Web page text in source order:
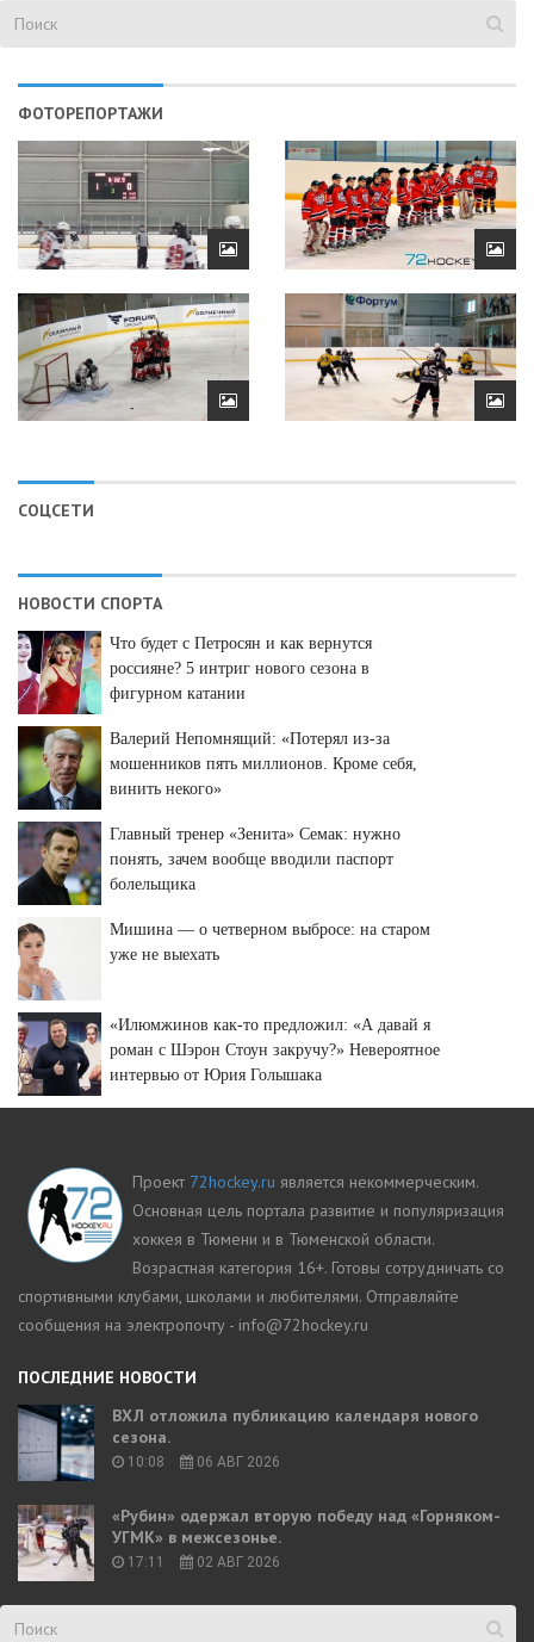
ФОТОРЕПОРТАЖИ
СОЦСЕТИ
НОВОСТИ СПОРТА
Что будет с Петросян и как вернутся
россияне? 5 интриг нового сезона в
фигурном катании
Валерий Непомнящий: «Потерял из-за
мошенников пять миллионов. Кроме себя,
винить некого»
Главный тренер «Зенита» Семак: нужно
понять, зачем вообще вводили паспорт
болельщика
Мишина — о четверном выбросе: на старом
уже не выехать
«Илюмжинов как-то предложил: «А давай я
роман с Шэрон Стоун закручу?» Невероятное
интервью от Юрия Голышака
Проект 72hockey.ru является некоммерческим.
Основная цель портала развитие и популяризация
хоккея в Тюмени и в Тюменской области.
Возрастная категория 16+. Готовы сотрудничать со
спортивными клубами, школами и любителями. Отправляйте
сообщения на электропочту - info@72hockey.ru
ПОСЛЕДНИЕ НОВОСТИ
ВХЛ отложила публикацию календаря нового
сезона.
10:08 06 АВГ 2026
«Рубин» одержал вторую победу над «Горняком-
УГМК» в межсезонье.
17:11 02 АВГ 2026